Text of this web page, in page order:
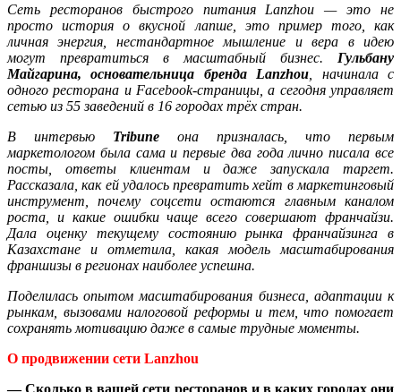
Сеть ресторанов быстрого питания Lanzhou — это не
просто история о вкусной лапше, это пример того, как
личная энергия, нестандартное мышление и вера в идею
могут превратиться в масштабный бизнес. Гульбану
Майгарина, основательница бренда Lanzhou , начинала с
одного ресторана и Facebook-страницы, а сегодня управляет
сетью из 55 заведений в 16 городах трёх стран.
В интервью Tribune
она призналась, что первым
маркетологом была сама и первые два года лично писала все
посты, ответы клиентам и даже запускала таргет.
Рассказала, как ей удалось превратить хейт в маркетинговый
инструмент, почему соцсети остаются главным каналом
роста, и какие ошибки чаще всего совершают франчайзи.
Дала оценку текущему состоянию рынка франчайзинга в
Казахстане и отметила, какая модель масштабирования
франшизы в регионах наиболее успешна.
Поделилась опытом масштабирования бизнеса, адаптации к
рынкам, вызовами налоговой реформы и тем, что помогает
сохранять мотивацию даже в самые трудные моменты.
О продвижении сети Lanzhou
— Сколько в вашей сети ресторанов и в каких городах они